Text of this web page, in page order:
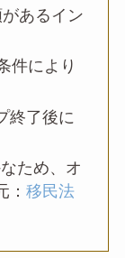
あるイン
件により
終了後に
ため、オ
：移民法